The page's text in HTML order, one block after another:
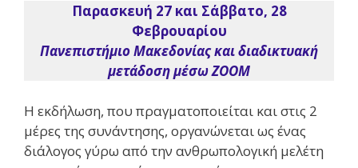
Παρασκευή 27 και Σάββατο, 28
Φεβρουαρίου
Πανεπιστήμιο Μακεδονίας και διαδικτυακή
μετάδοση μέσω ZOOM
Η εκδήλωση, που πραγματοποιείται και στις 2
μέρες της συνάντησης, οργανώνεται ως ένας
διάλογος γύρω από την ανθρωπολογική μελέτη